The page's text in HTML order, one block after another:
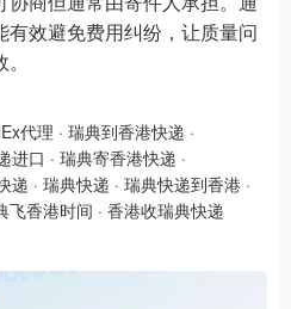
效避免费用纠纷，让质量问
代理 · 瑞典到香港快递 ·
进口 · 瑞典寄香港快递 ·
递 · 瑞典快递 · 瑞典快递到香港 ·
飞香港时间 · 香港收瑞典快递​​